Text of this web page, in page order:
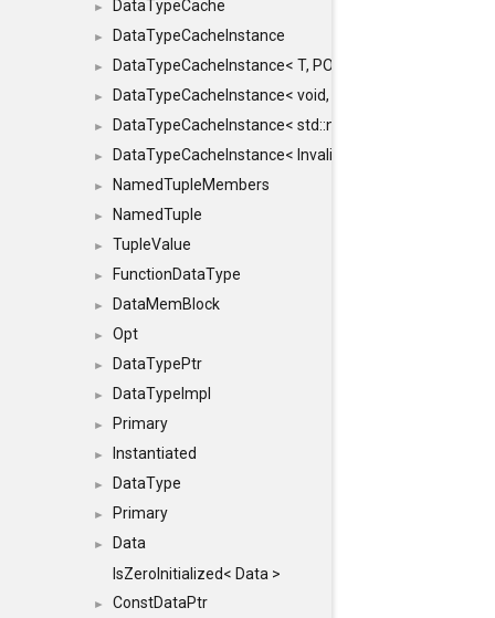
► DataTypeCache
► DataTypeCacheInstance
► DataTypeCacheInstance< T, POLICY, true >
► DataTypeCacheInstance< void, POLICY, true >
► DataTypeCacheInstance< std::nullptr_t, POLICY, true >
► DataTypeCacheInstance< InvalidType, POLICY, true >
► NamedTupleMembers
► NamedTuple
► TupleValue
► FunctionDataType
► DataMemBlock
► Opt
► DataTypePtr
► DataTypeImpl
► Primary
► Instantiated
► DataType
► Primary
►
Data
IsZeroInitialized< Data >
► ConstDataPtr